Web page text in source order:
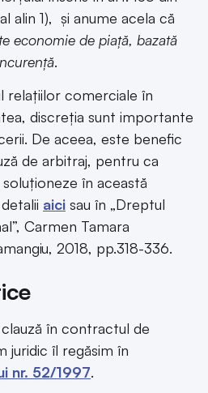
alin 1), și anume acela că
economie de piață, bazată
.
relațiilor comerciale în
discreția sunt importante
De aceea, este benefic
de arbitraj, pentru ca
în această
aici sau în „Dreptul
Carmen Tamara
2018, pp.318-336.
în contractul de
juridic îl regăsim în
nr. 52/1997.